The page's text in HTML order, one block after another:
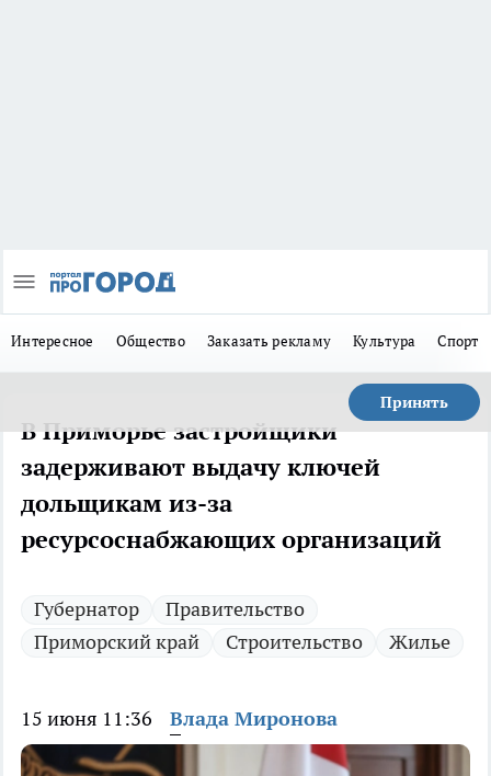
Интересное Общество Заказать рекламу Культура Спорт
Принять
В Приморье застройщики
задерживают выдачу ключей
дольщикам из-за
ресурсоснабжающих организаций
Губернатор
Правительство
Приморский край
Строительство Жилье
15 июня 11:36 Влада Миронова